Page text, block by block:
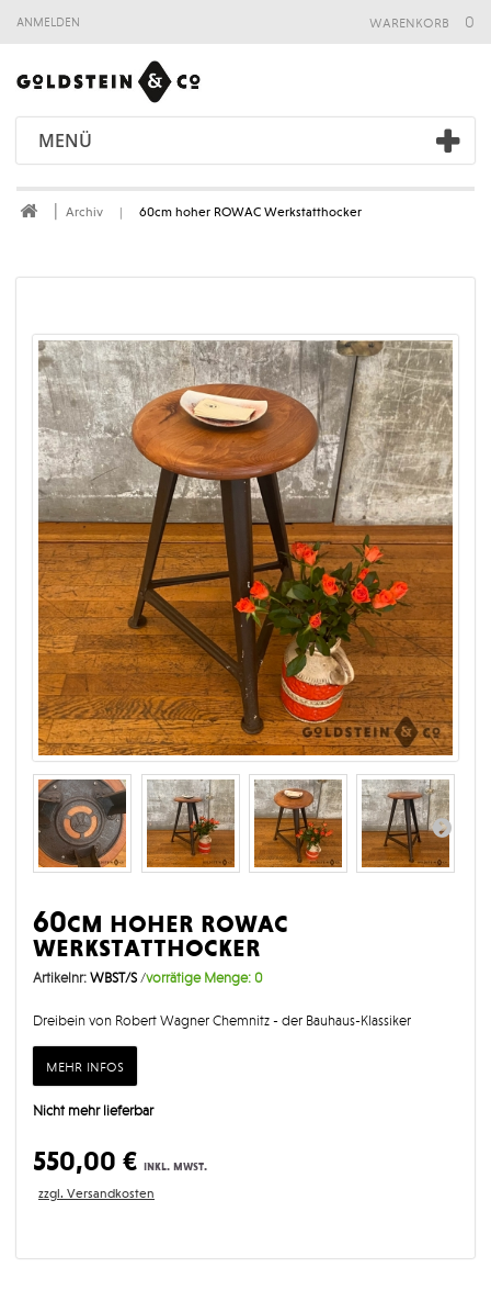
anmelden
MENÜ
warenkorb 0
Archiv 60cm hoher ROWAC Werkstatthocker
60cm hoher rowac
werkstatthocker
Artikelnr: WBST/S /vorrätige Menge: 0
Dreibein von Robert Wagner Chemnitz - der Bauhaus-Klassiker
mehr infos
Nicht mehr lieferbar
550,00 € inkl. mwst.
zzgl. Versandkosten